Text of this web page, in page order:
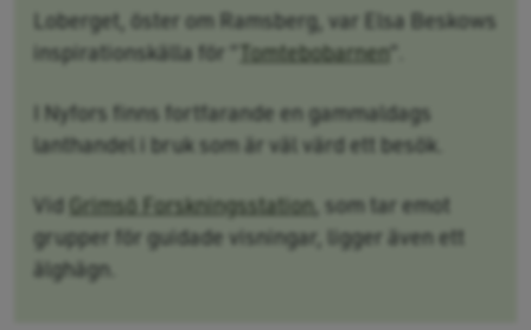
Loberget, öster om Ramsberg, var Elsa Beskows
inspirationskälla för ” Tomtebobarnen”.
I Nyfors finns fortfarande en gammaldags
lanthandel i bruk som är väl värd ett besök.
Vid Grimsö Forskningsstation, som tar emot
grupper för guidade visningar, ligger även ett
älghägn.